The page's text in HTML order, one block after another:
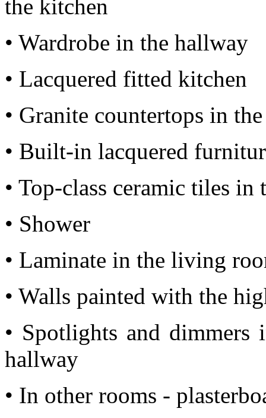
the kitchen
• Wardrobe in the hallway
• Lacquered fitted kitchen
• Granite countertops in
• Built-in lacquered
• Top-class ceramic tiles in
• Shower
• Laminate in the living
• Walls painted with the
• Spotlights and
hallway
• In other rooms -